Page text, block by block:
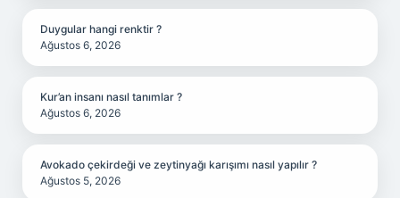
Duygular hangi renktir ?
Ağustos 6, 2026
Kur’an insanı nasıl tanımlar ?
Ağustos 6, 2026
Avokado çekirdeği ve zeytinyağı karışımı nasıl yapılır ?
Ağustos 5, 2026